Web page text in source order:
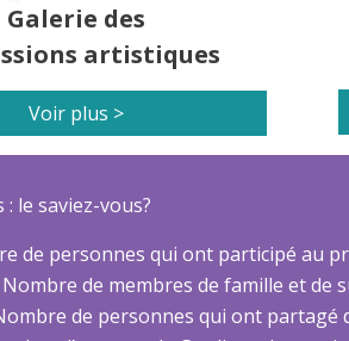
Galerie des
artistiques
Voir plus >
le saviez-vous?
de personnes qui ont participé au
de membres de famille et de
de personnes qui ont partagé